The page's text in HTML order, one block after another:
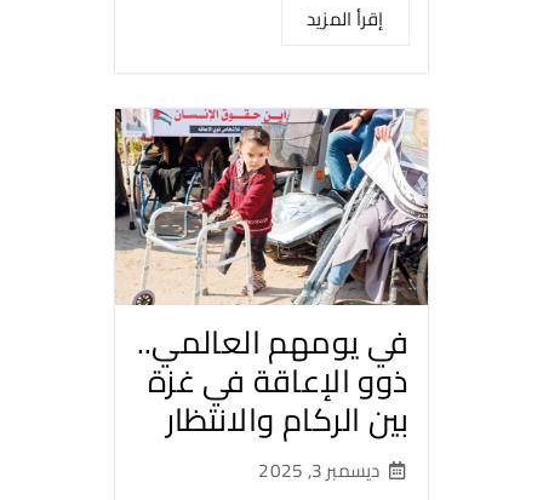
إقرأ المزيد
في يومهم العالمي..
ذوو الإعاقة في غزة
بين الركام والانتظار
ديسمبر 3, 2025